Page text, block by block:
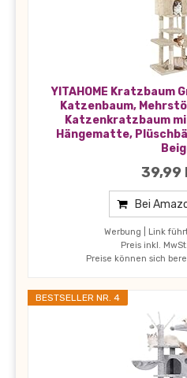
YITAHOME Kratzbaum
Katzenbaum,
Katzenkratzbaum
Hängematte,
39,99
Bei
Werbung | Link
Preis inkl.
Preise können sich
BESTSELLER NR. 4